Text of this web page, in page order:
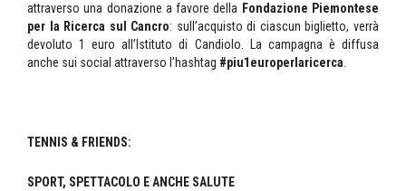
attraverso una donazione a favore della Fondazione Piemontese
per la Ricerca sul Cancro: sull’acquisto di ciascun biglietto, verrà
devoluto 1 euro all’Istituto di Candiolo. La campagna è diffusa
anche sui social attraverso l’hashtag #piu1europerlaricerca.
TENNIS & FRIENDS:
SPORT, SPETTACOLO E ANCHE SALUTE